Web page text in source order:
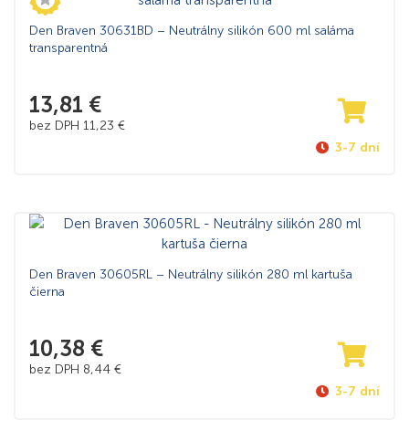
Den Braven 30631BD – Neutrálny silikón 600 ml saláma
transparentná
13,81 €
bez DPH 11,23 €
3-7 dní
Den Braven 30605RL – Neutrálny silikón 280 ml kartuša
čierna
10,38 €
bez DPH 8,44 €
3-7 dní